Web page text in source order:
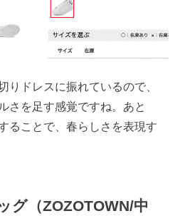
りドレスに振れているので、
さを足す感覚ですね。あと
ることで、春らしさを表現す
グ（ZOZOTOWN/中